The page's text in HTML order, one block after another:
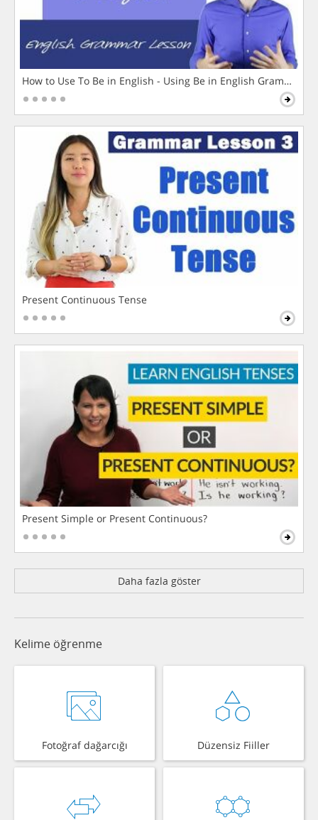
How to Use To Be in English - Using Be in English Grammar
Present Continuous Tense
Present Simple or Present Continuous?
Daha fazla göster
Kelime öğrenme
Fotoğraf dağarcığı Düzensiz Fiiller